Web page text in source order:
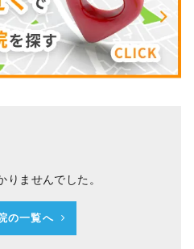
りませんでした。
の一覧へ